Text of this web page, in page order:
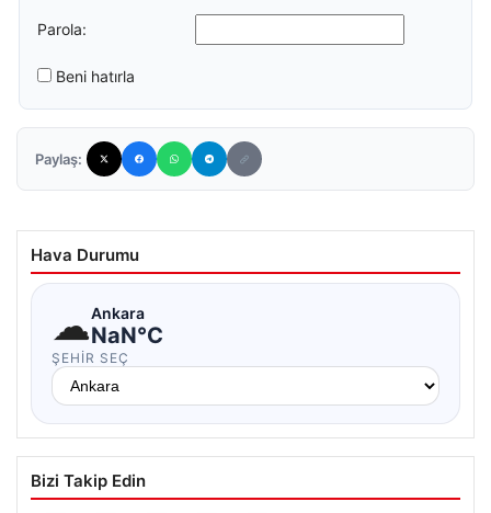
Parola:
Beni hatırla
Paylaş:
Hava Durumu
☁Ankara
NaN°C
ŞEHIR SEÇ
Bizi Takip Edin